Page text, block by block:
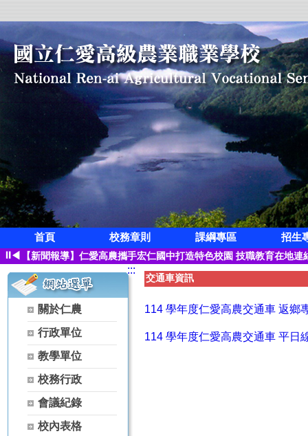
首頁 校務章則 課綱專區
招生
⏸◀
狂賀!本校觀光科應屆畢業生凌紫璇榮獲第三屆全國創意茶飲調製競
【新聞報導】仁愛高農攜手宏仁國中打造特色校園 技職教育在地連
【115學年度升學榜單】恭喜 空間測繪科 林寓桀【繁星】錄取 國
【115學年度升學榜單】恭喜 觀光事業科 凌紫璇【繁星】錄取 國
【115學年度升學榜單】恭喜 園藝科 蔡子怡【繁星】錄取 國立屏
【115學年度升學榜單】恭喜 家政科 黃芊蓓【繁星】錄取 國立屏
【115學年度升學榜單】恭喜 農場經營科 林彥丞【繁星】錄取 國
【115學年度升學榜單】恭喜 空間測繪科 楊景翔【繁星】錄取 國
【115學年度升學榜單】恭喜 森林科 谷雋瑋【繁星】錄取 弘光科
【115學年度升學榜單】恭喜 茶葉技術科 黃冠宇【繁星】錄取 宏
【115學年度升學榜單】恭喜 家政科 古羽涵【獨招】錄取 國立體
【115學年度升學榜單】恭喜 農經科 吳秉原【獨招】錄取 國立屏
【115學年度升學榜單】恭喜 農經科 林宏睿【獨招】錄取 國立暨
關於仁農
行政單位
教學單位
校務行政
會議紀錄
校內表格
:::
交通車資訊
114 學年度仁愛高農交通車 返鄉
114 學年度仁愛高農交通車 平日